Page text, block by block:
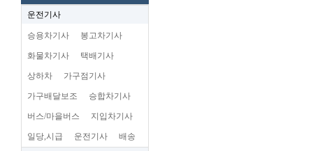
운전기사
승용차기사 봉고차기사
화물차기사 택배기사
상하차 가구점기사
가구배달보조 승합차기사
버스/마을버스 지입차기사
일당,시급 운전기사 배송